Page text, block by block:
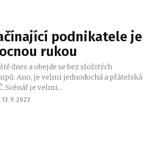
podnikatele je
rukou
dnes a obejde se bez složitých
Ano, je velmi jednoduchá a přátelská
Scénář je velmi...
13.9.2023